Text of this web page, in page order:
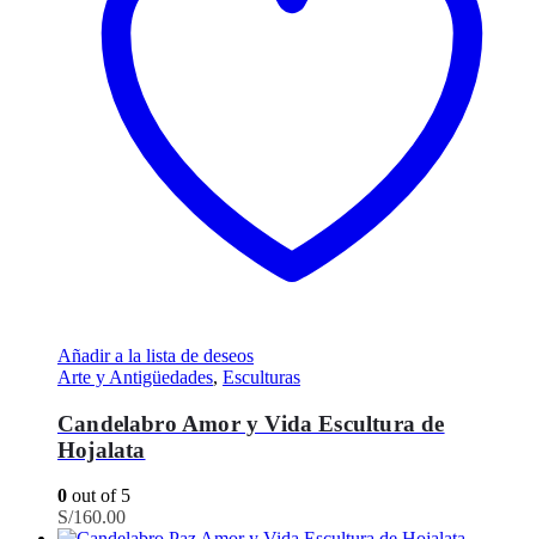
Añadir a la lista de deseos
Arte y Antigüedades, Esculturas
Candelabro Amor y Vida Escultura de
Hojalata
0 out of 5
S/160.00